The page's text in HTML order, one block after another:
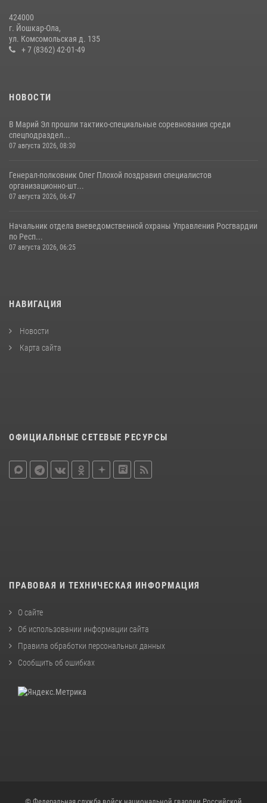
(видео)
11 июля 2026, 06:20 9
28 июля 2026, 11:52
424000
г. Йошкар-Ола,
ул. Комсомольская д. 135
+ 7 (8362) 42-01-49
НОВОСТИ
В Марий Эл прошли тактико-специальные соревнования среди
спецподраздел...
07 августа 2026, 08:30
Генерал-полковник Олег Плохой поздравил специалистов
организационно-шт...
07 августа 2026, 06:47
Начальник отдела вневедомственной охраны Управления Росгвардии
по Респ...
07 августа 2026, 06:25
НАВИГАЦИЯ
Новости
Карта сайта
ОФИЦИАЛЬНЫЕ СЕТЕВЫЕ РЕСУРСЫ
ПРАВОВАЯ И ТЕХНИЧЕСКАЯ ИНФОРМАЦИЯ
О сайте
Об использовании информации сайта
Правила обработки персональных данных
Сообщить об ошибках